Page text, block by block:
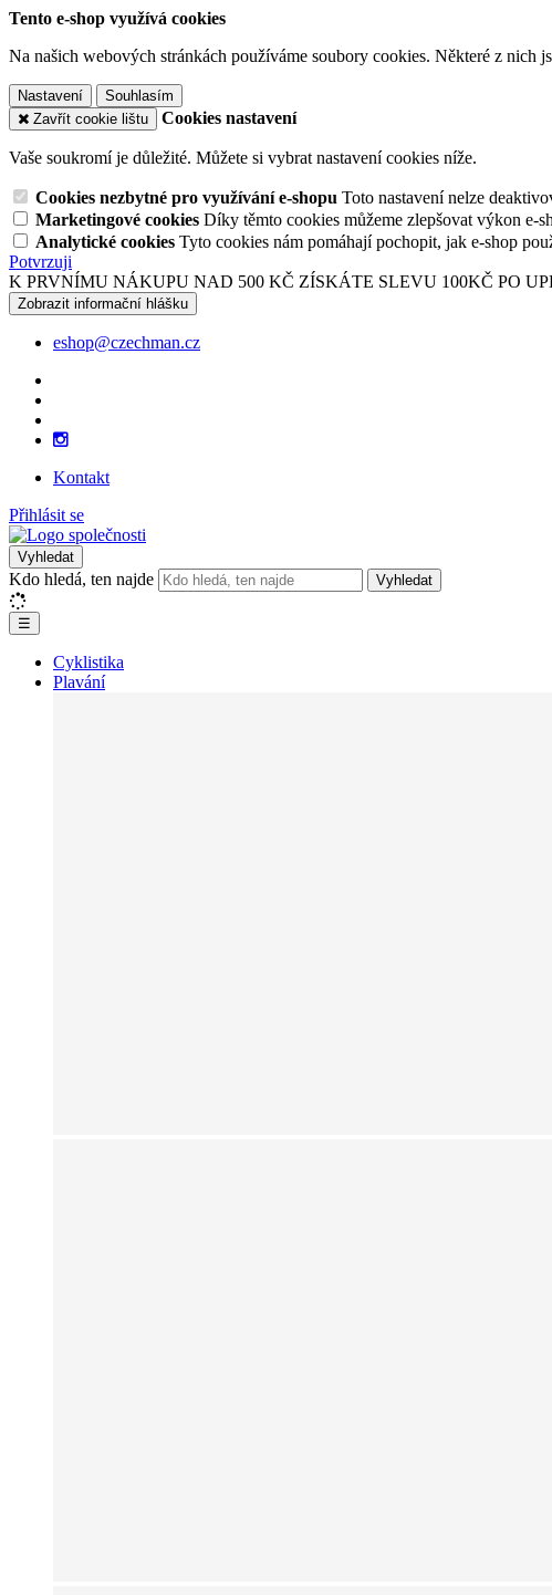
Tento e-shop využívá cookies
Na našich webových stránkách používáme soubory cookies. Některé z nich
Nastavení
Souhlasím
Zavřít cookie lištu
Cookies nastavení
Vaše soukromí je důležité. Můžete si vybrat nastavení cookies níže.
Cookies nezbytné pro využívání e-shopu Toto nastavení nelze
Marketingové cookies Díky těmto cookies můžeme zlepšovat výkon e-
Analytické cookies Tyto cookies nám pomáhají pochopit, jak e-shop
Potvrzuji
K PRVNÍMU NÁKUPU NAD 500 KČ ZÍSKÁTE SLEVU 100KČ PO
Zobrazit informační hlášku
eshop@czechman.cz
Kontakt
Přihlásit se
Vyhledat
Kdo hledá, ten najde Vyhledat
☰
Cyklistika
Plavání